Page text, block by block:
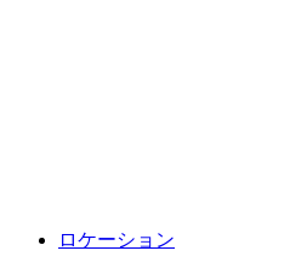
ロケーション